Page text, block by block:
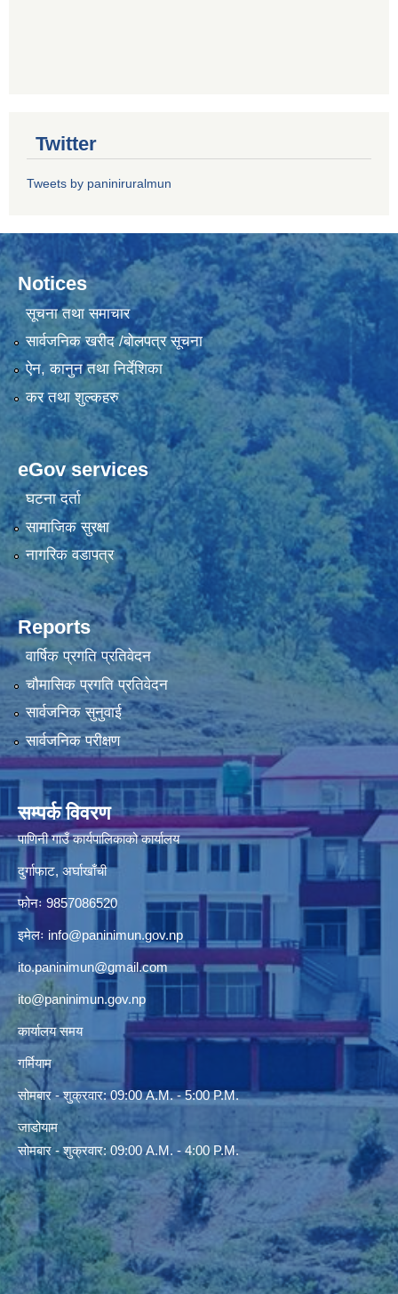
Twitter
Tweets by paniniruralmun
Notices
सूचना तथा समाचार
सार्वजनिक खरीद /बोलपत्र सूचना
ऐन, कानुन तथा निर्देशिका
कर तथा शुल्कहरु
eGov services
घटना दर्ता
सामाजिक सुरक्षा
नागरिक वडापत्र
Reports
वार्षिक प्रगति प्रतिवेदन
चौमासिक प्रगति प्रतिवेदन
सार्वजनिक सुनुवाई
सार्वजनिक परीक्षण
सम्पर्क विवरण
पाणिनी गाउँ कार्यपालिकाको कार्यालय
दुर्गाफाट, अर्घाखाँची
फोनः 9857086520
इमेलः info@paninimun.gov.np
ito.paninimun@gmail.com
ito@paninimun.gov.np
कार्यालय समय
गर्मियाम
सोमबार - शुक्रवार: 09:00 A.M. - 5:00 P.M.
जाडोयाम
सोमबार - शुक्रवार: 09:00 A.M. - 4:00 P.M.